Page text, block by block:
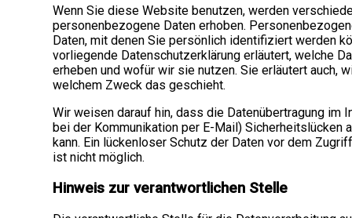
Wenn Sie diese Website benutzen, werden
personenbezogene Daten erhoben.
Daten, mit denen Sie persönlich identifiziert werden
vorliegende Datenschutzerklärung erläutert, welche
erheben und wofür wir sie nutzen. Sie erläutert auch,
welchem Zweck das geschieht.
Wir weisen darauf hin, dass die Datenübertragung im
bei der Kommunikation per E-Mail) Sicherheitslücken
kann. Ein lückenloser Schutz der Daten vor dem
ist nicht möglich.
Hinweis zur verantwortlichen Stelle